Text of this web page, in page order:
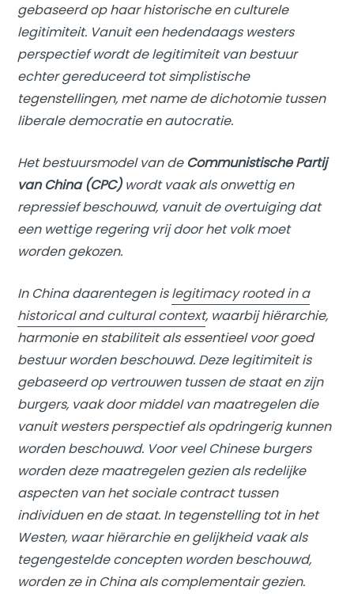
gebaseerd op haar historische en culturele
legitimiteit. Vanuit een hedendaags westers
perspectief wordt de legitimiteit van bestuur
echter gereduceerd tot simplistische
tegenstellingen, met name de dichotomie tussen
liberale democratie en autocratie.
Het bestuursmodel van de Communistische Partij
van China (CPC)wordt vaak als onwettig en
repressief beschouwd, vanuit de overtuiging dat
een wettige regering vrij door het volk moet
worden gekozen.
In China daarentegen islegitimacy rooted in a
historical and cultural context, waarbij hiërarchie,
harmonie en stabiliteit als essentieel voor goed
bestuur worden beschouwd. Deze legitimiteit is
gebaseerd op vertrouwen tussen de staat en zijn
burgers, vaak door middel van maatregelen die
vanuit westers perspectief als opdringerig kunnen
worden beschouwd. Voor veel Chinese burgers
worden deze maatregelen gezien als redelijke
aspecten van het sociale contract tussen
individuen en de staat. In tegenstelling tot in het
Westen, waar hiërarchie en gelijkheid vaak als
tegengestelde concepten worden beschouwd,
worden ze in China als complementair gezien.